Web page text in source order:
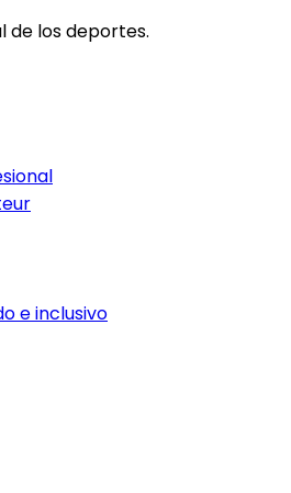
de los deportes.
e inclusivo